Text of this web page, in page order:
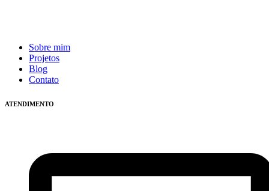
Sobre mim
Projetos
Blog
Contato
ATENDIMENTO